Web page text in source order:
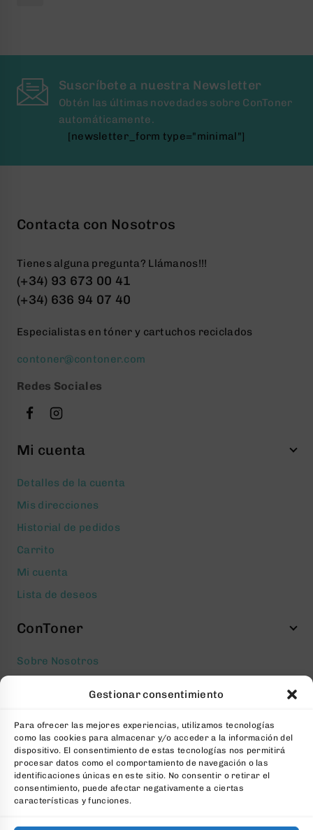
Gestionar consentimiento
Para ofrecer las mejores experiencias, utilizamos tecnologías
como las cookies para almacenar y/o acceder a la información del
dispositivo. El consentimiento de estas tecnologías nos permitirá
procesar datos como el comportamiento de navegación o las
identificaciones únicas en este sitio. No consentir o retirar el
consentimiento, puede afectar negativamente a ciertas
características y funciones.
Suscríbete a nuestra Newsletter
Obtén las últimas novedades sobre ConToner
automáticamente.
[newsletter_form type="minimal"]
Contacta con Nosotros
Tienes alguna pregunta? Llámanos!!!
(+34) 93 673 00 41
(+34) 636 94 07 40
Especialistas en tóner y cartuchos reciclados
contoner@contoner.com
Redes Sociales
Mi cuenta
Detalles de la cuenta
Mis direcciones
Historial de pedidos
Carrito
Mi cuenta
Lista de deseos
ConToner
Sobre Nosotros
Política de cookies
Condiciones generales Contratación
Contacto
FAQs